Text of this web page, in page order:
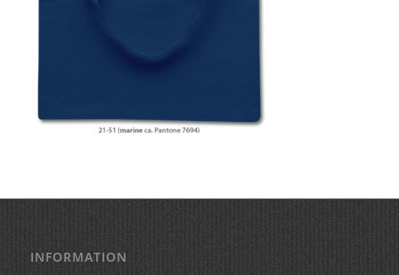
INFORMATION